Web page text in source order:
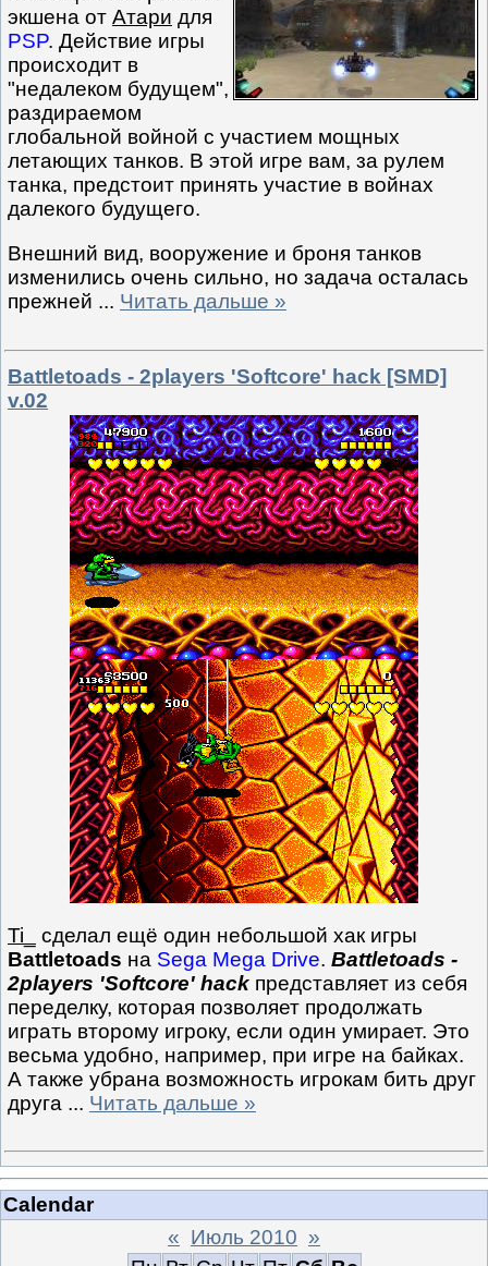
экшена от Атари для
PSP. Действие игры
происходит в
"недалеком будущем",
раздираемом
глобальной войной с участием мощных
летающих танков. В этой игре вам, за рулем
танка, предстоит принять участие в войнах
далекого будущего.
Внешний вид, вооружение и броня танков
изменились очень сильно, но задача осталась
прежней ... Читать дальше »
Battletoads - 2players 'Softcore' hack [SMD]
v.02
Ti_
сделал ещё один небольшой хак игры
Battletoads на Sega Mega Drive. Battletoads -
2players 'Softcore' hack представляет из себя
переделку, которая позволяет продолжать
играть второму игроку, если один умирает. Это
весьма удобно, например, при игре на байках.
А также убрана возможность игрокам бить друг
друга ... Читать дальше »
Calendar
« Июль 2010 »